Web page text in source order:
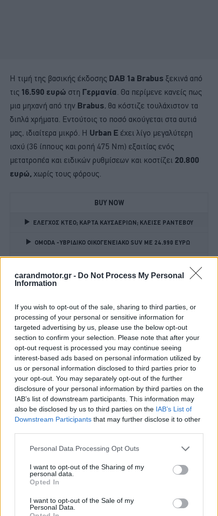
carandmotor.gr - Do Not Process My Personal
Information
If you wish to opt-out of the sale, sharing to third parties, or
processing of your personal or sensitive information for
targeted advertising by us, please use the below opt-out
section to confirm your selection. Please note that after your
opt-out request is processed you may continue seeing
interest-based ads based on personal information utilized by
us or personal information disclosed to third parties prior to
your opt-out. You may separately opt-out of the further
disclosure of your personal information by third parties on the
IAB’s list of downstream participants. This information may
also be disclosed by us to third parties on the IAB’s List of
Downstream Participants that may further disclose it to other
Please note that this website/app uses one or more Google
not limited to your visit or usage behaviour. You may click to
grant or deny consent to Google and its third-party tags to
use your data for below specified purposes in below Google
consent section.
Personal Data Processing Opt Outs
I want to opt-out of the Sharing of my
personal data.
Opted In
I want to opt-out of the Sale of my
Personal Data.
Η τιμή της βασικής έκδοσης DAB 1a Brabus ξεκινά από
τις 16.590 ευρώ στη Γερμανία. Θα περίμενε κανείς πως
μια μηχανή από την Brabus, θα κόστιζε τουλάχιστον τα
διπλά χρήματα. Εντούτοις το ποσό ακούγεται στα αυτιά
μας, ιδιαίτερα μικρό. Η Urban E έχει λίγο μεγαλύτερη
ισχύ (36 ίππους και ροπή 475 Nm) εξαιτίας ενός
μετατροπέα και ειδικών ρυθμίσεων και κοστίζει 20.800
ευρώ, χωρίς τους φόρους.
BUY NOW
ΕΛΕΓΧΟΣ ΚΤΕΟ; ΚΑΡΤΑ ΚΑΥΣΑΕΡΙΩΝ; ΚΛΕΙΣΕ ΡΑΝΤΕΒΟΥ
OMODA -ΥΒΡΙΔΙΚΟ ΟΙΚΟΓΕΝΕΙΑΚΟ SUV ME 24.990 ΕΥΡΩ
XPENG -ΤΑ ΝΕΑ "TESLA" ΠΟΥ ΗΡΘΑΝ ΣΤΗΝ ΕΛΛΑΔΑ
Ξεχωρίζει από τους αεραγωγούς ψύξης από
ανθρακονήματα, τα μικράπτερύγιαστο πίσω μέρος και,
τους πιο αεροδυναμικούς καθρέφτες, τα πρόσθετα φώτα
LED , τηνκόκκινη δερμάτινη σέλα και τα καλύμματα των
τροχών. Στις διάφορα προγράμματα οδήγησης, υπάρχει και
ένα που λέγεται « Nitrous Boost».